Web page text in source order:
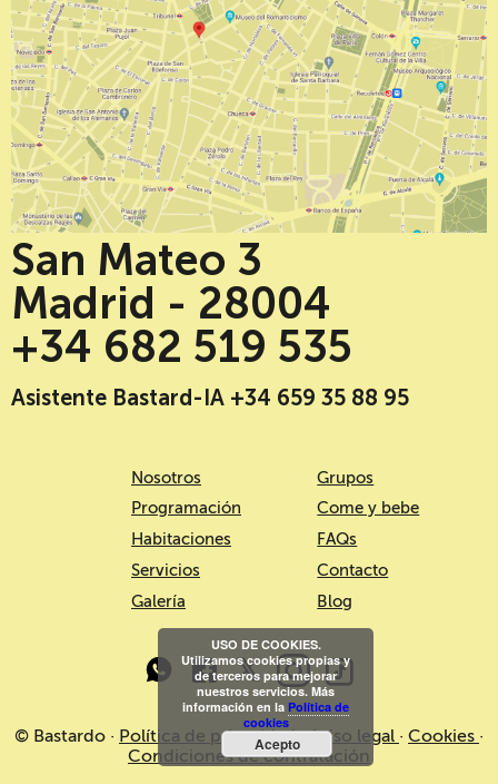
San Mateo 3
Madrid - 28004
+34 682 519 535
Asistente Bastard-IA +34 659 35 88 95
Nosotros
Programación
Habitaciones
Servicios
Galería
Grupos
Come y bebe
FAQs
Contacto
Blog
© Bastardo · Política de privacidad·Aviso legal · Cookies ·
Condiciones de contratación
USO DE COOKIES.
Utilizamos cookies propias y
de terceros para mejorar
nuestros servicios. Más
información en la Política de
cookies
Acepto